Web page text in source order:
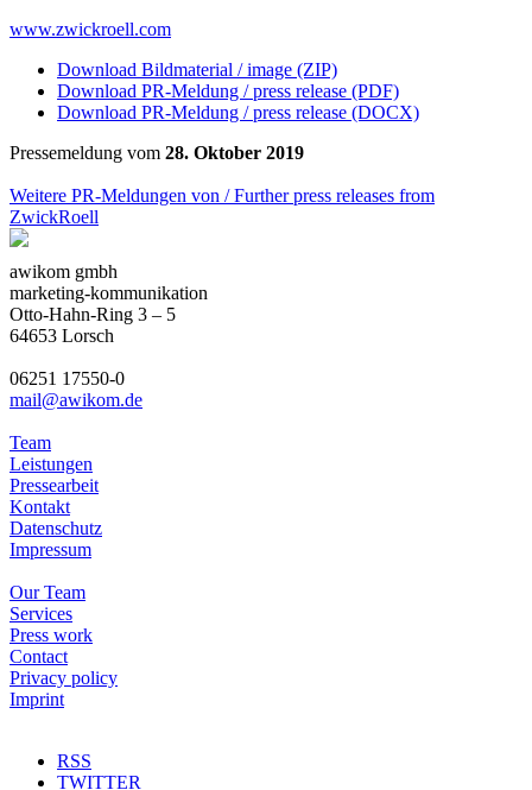
www.zwickroell.com
Download Bildmaterial / image (ZIP)
Download PR-Meldung / press release (PDF)
Download PR-Meldung / press release (DOCX)
Pressemeldung vom 28. Oktober 2019
Weitere PR-Meldungen von / Further press releases from
ZwickRoell
awikom gmbh
marketing-kommunikation
Otto-Hahn-Ring 3 – 5
64653 Lorsch
06251 17550-0
mail@awikom.de
Team
Leistungen
Pressearbeit
Kontakt
Datenschutz
Impressum
Our Team
Services
Press work
Contact
Privacy policy
Imprint
RSS
TWITTER